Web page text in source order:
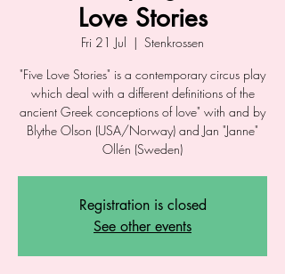
Love Stories
Fri 21 Jul
  |
Stenkrossen
"Five Love Stories" is a contemporary circus play
which deal with a different definitions of the
ancient Greek conceptions of love" with and by
Blythe Olson (USA/Norway) and Jan "Janne"
Ollén (Sweden)
Registration is closed
See other events